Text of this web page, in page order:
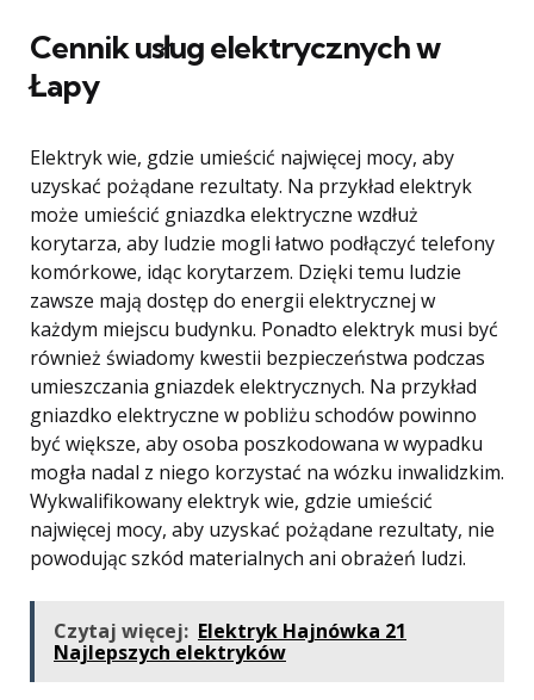
Cennik usług elektrycznych w
Łapy
Elektryk wie, gdzie umieścić najwięcej mocy, aby
uzyskać pożądane rezultaty. Na przykład elektryk
może umieścić gniazdka elektryczne wzdłuż
korytarza, aby ludzie mogli łatwo podłączyć telefony
komórkowe, idąc korytarzem. Dzięki temu ludzie
zawsze mają dostęp do energii elektrycznej w
każdym miejscu budynku. Ponadto elektryk musi być
również świadomy kwestii bezpieczeństwa podczas
umieszczania gniazdek elektrycznych. Na przykład
gniazdko elektryczne w pobliżu schodów powinno
być większe, aby osoba poszkodowana w wypadku
mogła nadal z niego korzystać na wózku inwalidzkim.
Wykwalifikowany elektryk wie, gdzie umieścić
najwięcej mocy, aby uzyskać pożądane rezultaty, nie
powodując szkód materialnych ani obrażeń ludzi.
Czytaj więcej: Elektryk Hajnówka 21
Najlepszych elektryków